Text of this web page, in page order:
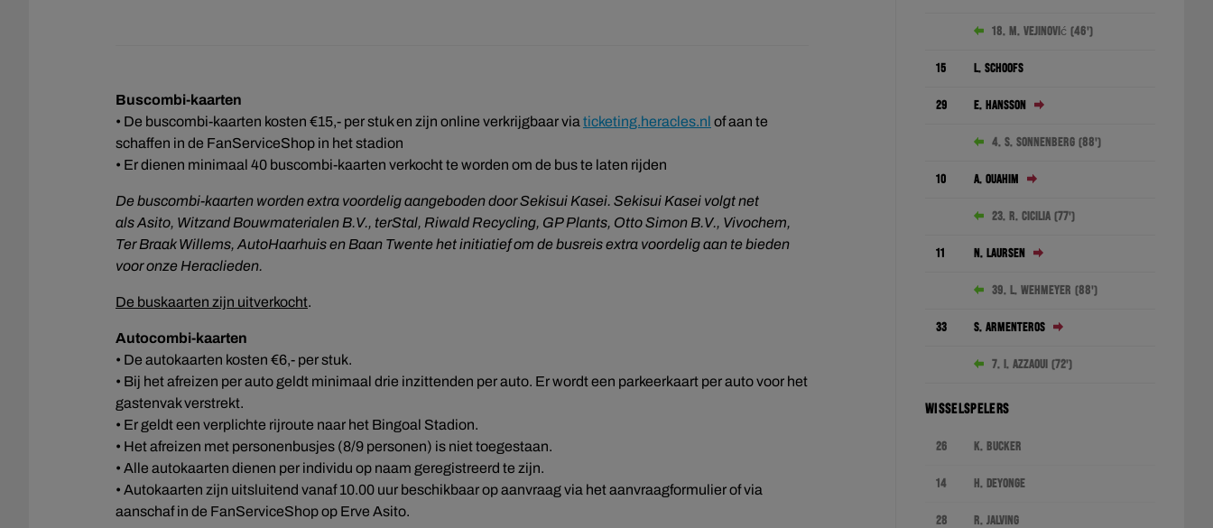
Buscombi-kaarten
• De buscombi-kaarten kosten €15,- per stuk en zijn online verkrijgbaar via ticketing.heracles.nl of aan te
schaffen in de FanServiceShop in het stadion
• Er dienen minimaal 40 buscombi-kaarten verkocht te worden om de bus te laten rijden
De buscombi-kaarten worden extra voordelig aangeboden door Sekisui Kasei. Sekisui Kasei volgt net
alsAsito, Witzand Bouwmaterialen B.V., terStal, Riwald Recycling, GP Plants, Otto Simon B.V., Vivochem,
Ter Braak Willems, AutoHaarhuisen Baan Twente het initiatief om de busreis extra voordelig aan te bieden
voor onze Heraclieden.
De buskaarten zijn uitverkocht.
Autocombi-kaarten
• De autokaarten kosten €6,- per stuk.
• Bij het afreizen per auto geldt minimaal drie inzittenden per auto. Er wordt een parkeerkaart per auto voor het
gastenvak verstrekt.
• Er geldt een verplichte rijroute naar het Bingoal Stadion.
• Het afreizen met personenbusjes (8/9 personen) is niet toegestaan.
• Alle autokaarten dienen per individu op naam geregistreerd te zijn.
• Autokaarten zijn uitsluitend vanaf 10.00 uur beschikbaar op aanvraag via het aanvraagformulier of via
aanschaf in de FanServiceShop op Erve Asito.
18. M. Vejinović (46')
15 L. Schoofs
29 E. Hansson
4. S. Sonnenberg (88')
10 A. Ouahim
23. R. Cicilia (77')
11 N. Laursen
39. L. Wehmeyer (88')
33 S. Armenteros
7. I. Azzaoui (72')
WISSELSPELERS
26 K. Bucker
14 H. Deyonge
28 R. Jalving